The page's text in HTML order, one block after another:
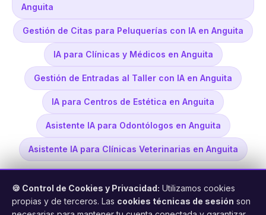
Anguita
Gestión de Citas para Peluquerías con IA en Anguita
IA para Clínicas y Médicos en Anguita
Gestión de Entradas al Taller con IA en Anguita
IA para Centros de Estética en Anguita
Asistente IA para Odontólogos en Anguita
Asistente IA para Clínicas Veterinarias en Anguita
🍪 Control de Cookies y Privacidad: Utilizamos cookies
propias y de terceros. Las cookies técnicas de sesión son